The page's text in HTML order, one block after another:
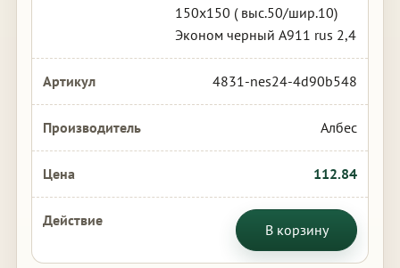
150х150 ( выс.50/шир.10)
Эконом черный А911 rus 2,4
4831-nes24-4d90b548
Албес
112.84
В корзину